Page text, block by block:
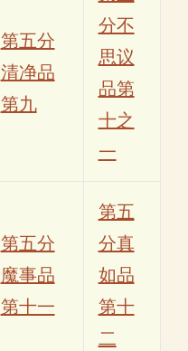
第五分
清净品
第九
分不
思议
品第
十之
一
第五分
魔事品
第十一
第五
分真
如品
第十
二